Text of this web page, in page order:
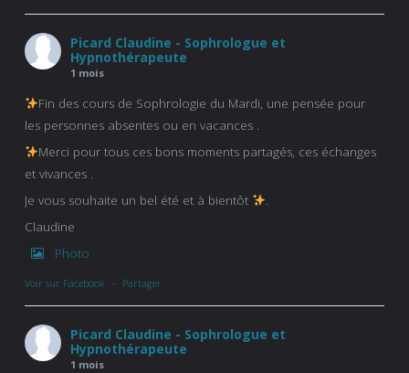
Picard Claudine - Sophrologue et
Hypnothérapeute
1 mois
Fin des cours de Sophrologie du Mardi, une pensée pour
les personnes absentes ou en vacances .
Merci pour tous ces bons moments partagés, ces échanges
et vivances .
Je vous souhaite un bel été et à bientôt
.
Claudine
Photo
Voir sur Facebook · Partager
Picard Claudine - Sophrologue et
Hypnothérapeute
1 mois